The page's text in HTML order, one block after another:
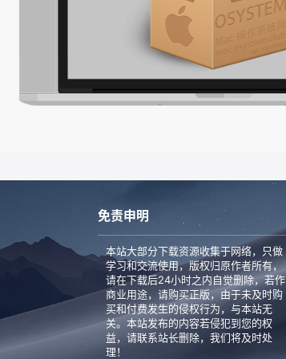
免责申明
本站大部分下载资源收集于网络，只做
学习和交流使用，版权归原作者所有，
请在下载后24小时之内自觉删除，若作
商业用途，请购买正版，由于未及时购
买和付费发生的侵权行为，与本站无
关。本站发布的内容若侵犯到您的权
益，请联系站长删除，我们将及时处
理！